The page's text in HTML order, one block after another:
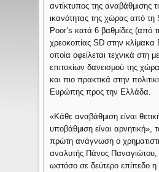
αντίκτυπος της αναβάθμισης
ικανότητας της χώρας από τη
Poor’s κατά 6 βαθμίδες (από
χρεοκοπίας SD στην κλίμακα
οποία οφείλεται τεχνικά στη
επιτοκίων δανεισμού της
και πιο πρακτικά στην
Ευρώπης προς την Ελλάδα.
«Κάθε αναβάθμιση είναι
υποβάθμιση είναι αρνητική»,
πρώτη ανάγνωση ο
αναλυτής Πάνος Παναγιώτου,
ωστόσο σε δεύτερο επίπεδο η